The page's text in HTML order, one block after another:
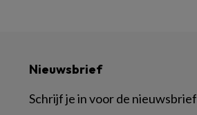
Nieuwsbrief
Schrijf je in voor de nieuwsbrief